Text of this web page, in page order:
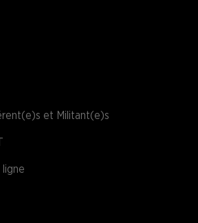
et Militant(e)s